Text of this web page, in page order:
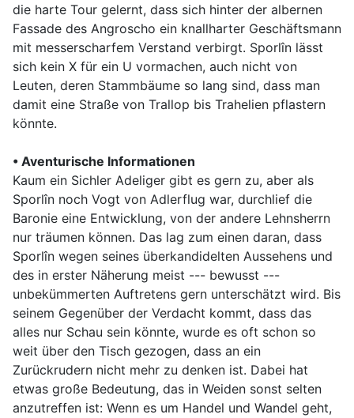
die harte Tour gelernt, dass sich hinter der albernen
Fassade des Angroscho ein knallharter Geschäftsmann
mit messerscharfem Verstand verbirgt. Sporlîn lässt
sich kein X für ein U vormachen, auch nicht von
Leuten, deren Stammbäume so lang sind, dass man
damit eine Straße von Trallop bis Trahelien pflastern
könnte.
• Aventurische Informationen
Kaum ein Sichler Adeliger gibt es gern zu, aber als
Sporlîn noch Vogt von Adlerflug war, durchlief die
Baronie eine Entwicklung, von der andere Lehnsherrn
nur träumen können. Das lag zum einen daran, dass
Sporlîn wegen seines überkandidelten Aussehens und
des in erster Näherung meist --- bewusst ---
unbekümmerten Auftretens gern unterschätzt wird. Bis
seinem Gegenüber der Verdacht kommt, dass das
alles nur Schau sein könnte, wurde es oft schon so
weit über den Tisch gezogen, dass an ein
Zurückrudern nicht mehr zu denken ist. Dabei hat
etwas große Bedeutung, das in Weiden sonst selten
anzutreffen ist: Wenn es um Handel und Wandel geht,